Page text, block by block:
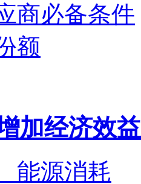
商必备条件
额
加经济效益
能源消耗